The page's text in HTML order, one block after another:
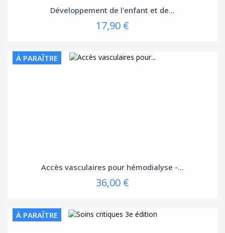
Développement de l'enfant et de...
17,90 €
À PARAÎTRE
Accès vasculaires pour hémodialyse -...
36,00 €
À PARAÎTRE